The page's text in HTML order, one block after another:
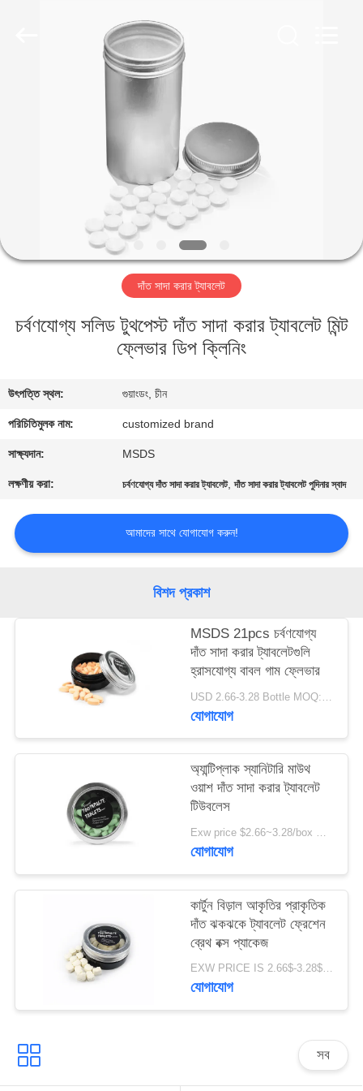
আমাদের
সম্পর্কে
কারখানা
মান
নিয়ন্ত্রণ
যোগাযোগ
করুন
উদ্ধৃতির
আবেদন
সাইটম্যাপ
নীতি
দাঁত সাদা করার ট্যাবলেট
চর্বণযোগ্য সলিড টুথপেস্ট দাঁত সাদা করার ট্যাবলেট মিন্ট
ফ্লেভার ডিপ ক্লিনিং
উৎপত্তি স্থল: গুয়াংডং, চীন
পরিচিতিমুলক নাম: customized brand
সাক্ষ্যদান: MSDS
লক্ষণীয় করা: চর্বণযোগ্য দাঁত সাদা করার ট্যাবলেট,দাঁত সাদা করার ট্যাবলেট পুদিনার স্বাদ
আমাদের সাথে যোগাযোগ করুন!
বিশদ প্রকাশ
MSDS 21pcs চর্বণযোগ্য
দাঁত সাদা করার ট্যাবলেটগুলি
হ্রাসযোগ্য বাবল গাম ফ্লেভার
USD 2.66-3.28 Bottle MOQ:150 বোতল
যোগাযোগ
অ্যান্টিপ্লাক স্যানিটারি মাউথ
ওয়াশ দাঁত সাদা করার ট্যাবলেট
টিউবলেস
Exw price $2.66~3.28/box MOQ:5000 বক্স
যোগাযোগ
কার্টুন বিড়াল আকৃতির প্রাকৃতিক
দাঁত ঝকঝকে ট্যাবলেট ফ্রেশেন
ব্রেথ বক্স প্যাকেজ
EXW PRICE IS 2.66$-3.28$/BOTTLE MOQ:60pcs *100 বক্স
যোগাযোগ
সব